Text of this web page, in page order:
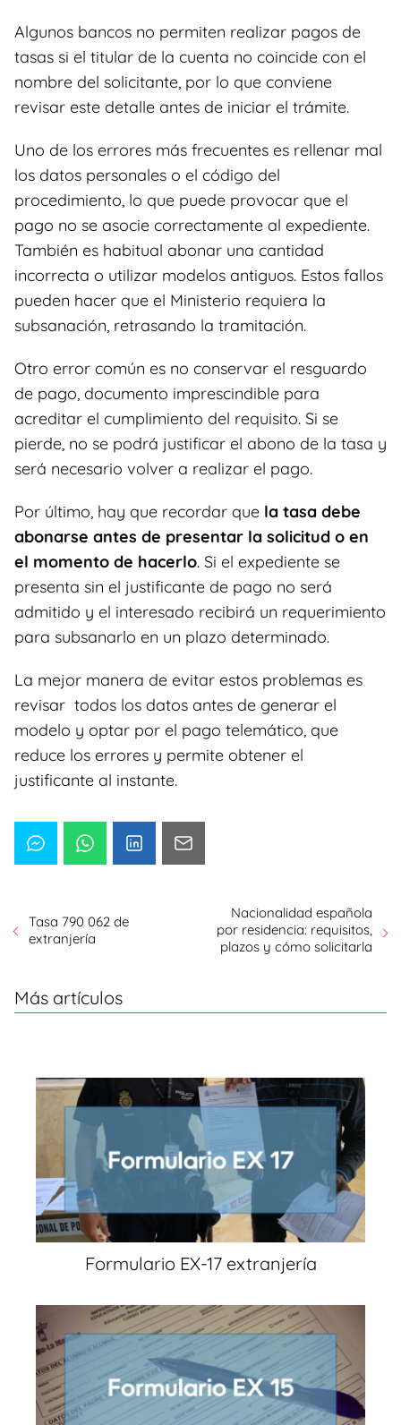
Algunos bancos no permiten realizar pagos de
tasas si el titular de la cuenta no coincide con el
nombre del solicitante, por lo que conviene
revisar este detalle antes de iniciar el trámite.
Uno de los errores más frecuentes es rellenar mal
los datos personales o el código del
procedimiento, lo que puede provocar que el
pago no se asocie correctamente al expediente.
También es habitual abonar una cantidad
incorrecta o utilizar modelos antiguos. Estos fallos
pueden hacer que el Ministerio requiera la
subsanación, retrasando la tramitación.
Otro error común es no conservar el resguardo
de pago, documento imprescindible para
acreditar el cumplimiento del requisito. Si se
pierde, no se podrá justificar el abono de la tasa y
será necesario volver a realizar el pago.
Por último, hay que recordar que la tasa debe
abonarse antes de presentar la solicitud o en
el momento de hacerlo. Si el expediente se
presenta sin el justificante de pago no será
admitido y el interesado recibirá un requerimiento
para subsanarlo en un plazo determinado.
La mejor manera de evitar estos problemas es
revisar todos los datos antes de generar el
modelo y optar por el pago telemático, que
reduce los errores y permite obtener el
justificante al instante.
Tasa 790 062 de
extranjería
Nacionalidad española
por residencia: requisitos,
plazos y cómo solicitarla
Más artículos
Formulario EX-17 extranjería